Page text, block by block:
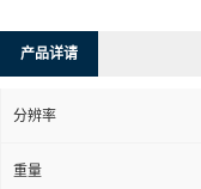
产品详请
分辨率
重量